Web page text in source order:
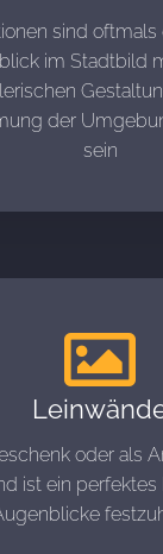
sind
im Stadtbild
der
sein
oder als
ist ein